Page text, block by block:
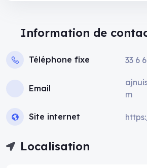
Information de
Téléphone fixe 33 6
Email
m
Site internet
Localisation